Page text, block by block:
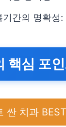
간의 명확
핵심 포
싼 치과